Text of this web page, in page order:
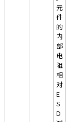
元
件
的
内
部
电
阻
相
对
E
S
D